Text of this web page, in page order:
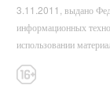
3.11.2011, выдано
информационных
использовании